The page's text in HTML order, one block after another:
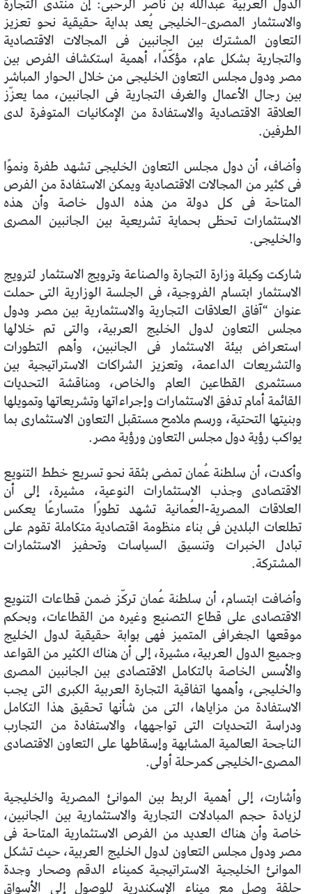
والاستثمار المصرى–الخليجى يُعد بداية حقيقية نحو تعزيز
التعاون المشترك بين الجانبين فى المجالات الاقتصادية
والتجارية بشكل عام، مؤكّدًا، أهمية استكشاف الفرص بين
مصر ودول مجلس التعاون الخليجى من خلال الحوار المباشر
بين رجال الأعمال والغرف التجارية فى الجانبين، مما يعزّز
العلاقة الاقتصادية والاستفادة من الإمكانيات المتوفرة لدى
الطرفين.
وأضاف، أن دول مجلس التعاون الخليجى تشهد طفرة ونموًا
فى كثير من المجالات الاقتصادية ويمكن الاستفادة من الفرص
المتاحة فى كل دولة من هذه الدول خاصة وأن هذه
الاستثمارات تحظى بحماية تشريعية بين الجانبين المصرى
والخليجى.
شاركت وكيلة وزارة التجارة والصناعة وترويج الاستثمار لترويج
الاستثمار ابتسام الفروجية، فى الجلسة الوزارية التى حملت
عنوان “آفاق العلاقات التجارية والاستثمارية بين مصر ودول
مجلس التعاون لدول الخليج العربية، والتى تم خلالها
استعراض بيئة الاستثمار فى الجانبين، وأهم التطورات
والتشريعات الداعمة، وتعزيز الشراكات الاستراتيجية بين
مستثمرى القطاعين العام والخاص، ومناقشة التحديات
القائمة أمام تدفق الاستثمارات وإجراءاتها وتشريعاتها وتمويلها
وبنيتها التحتية، ورسم ملامح مستقبل التعاون الاستثمارى بما
يواكب رؤية دول مجلس التعاون ورؤية مصر.
وأكدت، أن سلطنة عُمان تمضى بثقة نحو تسريع خطط التنويع
الاقتصادى وجذب الاستثمارات النوعية، مشيرة، إلى أن
العلاقات المصرية-العُمانية تشهد تطورًا متسارعًا يعكس
تطلعات البلدين فى بناء منظومة اقتصادية متكاملة تقوم على
تبادل الخبرات وتنسيق السياسات وتحفيز الاستثمارات
المشتركة.
وأضافت ابتسام، أن سلطنة عُمان تركّز ضمن قطاعات التنويع
الاقتصادى على قطاع التصنيع وغيره من القطاعات، وبحكم
موقعها الجغرافى المتميز فهى بوابة حقيقية لدول الخليج
وجميع الدول العربية، مشيرة، إلى أن هناك الكثير من القواعد
والأسس الخاصة بالتكامل الاقتصادى بين الجانبين المصرى
والخليجى، وأهمها اتفاقية التجارة العربية الكبرى التى يجب
الاستفادة من مزاياها، التى من شأنها تحقيق هذا التكامل
ودراسة التحديات التى تواجهها، والاستفادة من التجارب
الناجحة العالمية المشابهة وإسقاطها على التعاون الاقتصادى
المصرى-الخليجى كمرحلة أولى.
وأشارت، إلى أهمية الربط بين الموانئ المصرية والخليجية
لزيادة حجم المبادلات التجارية والاستثمارية بين الجانبين،
خاصة وأن هناك العديد من الفرص الاستثمارية المتاحة فى
مصر ودول مجلس التعاون لدول الخليج العربية، حيث تشكل
الموانئ الخليجية الاستراتيجية كميناء الدقم وصحار وجدة
حلقة وصل مع ميناء الإسكندرية للوصول إلى الأسواق